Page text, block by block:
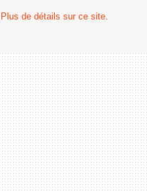
Plus de détails sur ce site.